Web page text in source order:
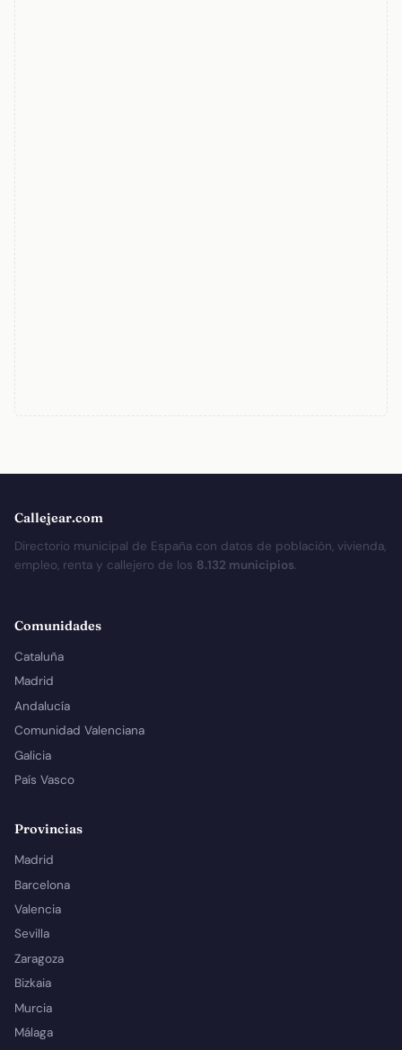
Callejear.com
Directorio municipal de España con datos de población, vivienda,
empleo, renta y callejero de los 8.132 municipios.
Comunidades
Cataluña
Madrid
Andalucía
Comunidad Valenciana
Galicia
País Vasco
Provincias
Madrid
Barcelona
Valencia
Sevilla
Zaragoza
Bizkaia
Murcia
Málaga